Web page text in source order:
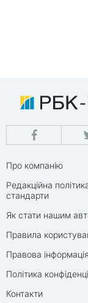
Про компанію
Редакційна
стандарти
Як стати нашим
Правила
Правова інформація
Політика
Контакти